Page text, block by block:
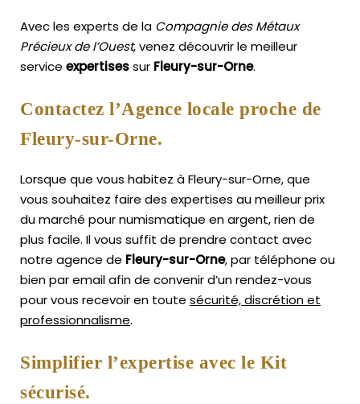
Avec les experts de la Compagnie des Métaux
Précieux de l’Ouest, venez découvrir le meilleur
service expertisessur Fleury-sur-Orne.
Contactez l’Agence locale proche de
Fleury-sur-Orne.
Lorsque que vous habitez à Fleury-sur-Orne, que
vous souhaitez faire des expertises au meilleur prix
du marché pour numismatique en argent, rien de
plus facile. Il vous suffit de prendre contact avec
notre agence de Fleury-sur-Orne, par téléphone ou
bien par email afin de convenir d’un rendez-vous
pour vous recevoir en toute sécurité, discrétion et
professionnalisme.
Simplifier l’expertise avec le Kit
sécurisé.